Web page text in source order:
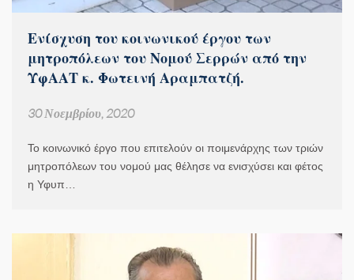
Ενίσχυση του κοινωνικού έργου των
μητροπόλεων του Νομού Σερρών από την
ΥφΑΑΤ κ. Φωτεινή Αραμπατζή.
30 Νοεμβρίου, 2020
Το κοινωνικό έργο που επιτελούν οι ποιμενάρχης των τριών
μητροπόλεων του νομού μας θέλησε να ενισχύσει και φέτος
η Υφυπ…